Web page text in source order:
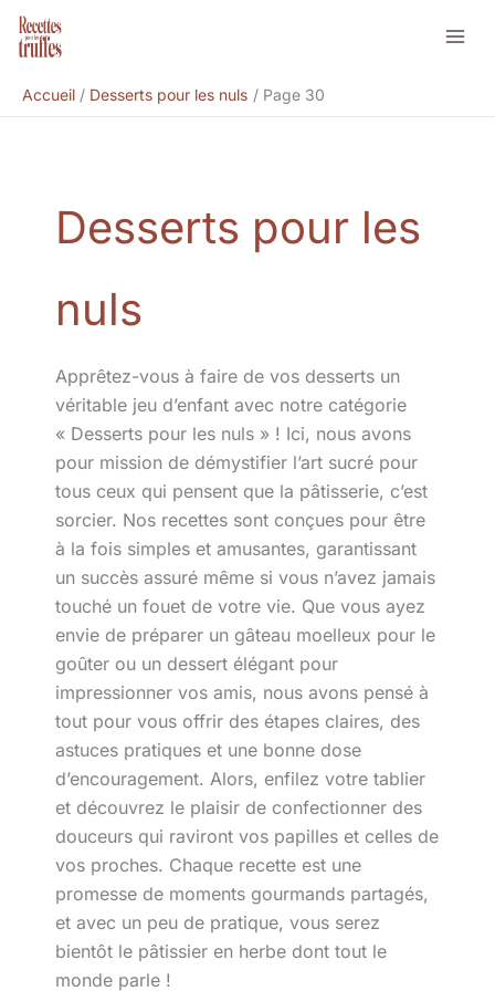
Aller
Accueil
Desserts pour les nuls Page 30
Desserts pour les
nuls
Apprêtez-vous à faire de vos desserts un
véritable jeu d’enfant avec notre catégorie
« Desserts pour les nuls » ! Ici, nous avons
pour mission de démystifier l’art sucré pour
tous ceux qui pensent que la pâtisserie, c’est
sorcier. Nos recettes sont conçues pour être
à la fois simples et amusantes, garantissant
un succès assuré même si vous n’avez jamais
touché un fouet de votre vie. Que vous ayez
envie de préparer un gâteau moelleux pour le
goûter ou un dessert élégant pour
impressionner vos amis, nous avons pensé à
tout pour vous offrir des étapes claires, des
astuces pratiques et une bonne dose
d’encouragement. Alors, enfilez votre tablier
et découvrez le plaisir de confectionner des
douceurs qui raviront vos papilles et celles de
vos proches. Chaque recette est une
promesse de moments gourmands partagés,
et avec un peu de pratique, vous serez
bientôt le pâtissier en herbe dont tout le
monde parle !
Rechercher